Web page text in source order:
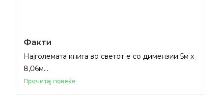
Факти
Најголемата книга во светот е со димензии 5м х
8,06м...
Прочитај повеќе